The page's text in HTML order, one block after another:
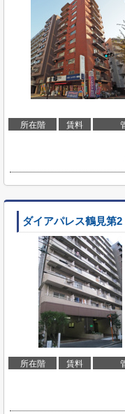
所在階 賃料
ダイアパレス鶴見第2
所在階 賃料